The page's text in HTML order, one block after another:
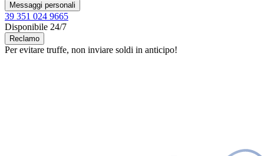
Messaggi personali
39 351 024 9665
Disponibile 24/7
Reclamo
Per evitare truffe, non inviare soldi in anticipo!